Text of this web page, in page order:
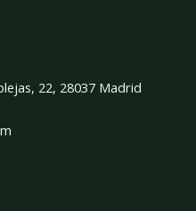
22, 28037 Madrid